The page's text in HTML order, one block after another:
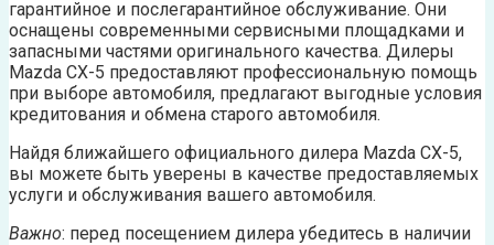
гарантийное и послегарантийное обслуживание. Они
оснащены современными сервисными площадками и
запасными частями оригинального качества. Дилеры
Mazda CX-5 предоставляют профессиональную помощь
при выборе автомобиля, предлагают выгодные условия
кредитования и обмена старого автомобиля.
Найдя ближайшего официального дилера Mazda CX-5,
вы можете быть уверены в качестве предоставляемых
услуги и обслуживания вашего автомобиля.
Важно: перед посещением дилера убедитесь в наличии